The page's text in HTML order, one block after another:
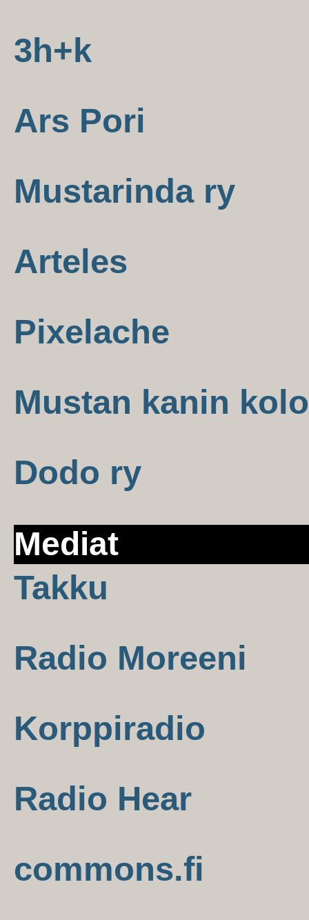
3h+k
Ars Pori
Mustarinda ry
Arteles
Pixelache
Mustan kanin kolo
Dodo ry
Mediat
Takku
Radio Moreeni
Korppiradio
Radio Hear
commons.fi